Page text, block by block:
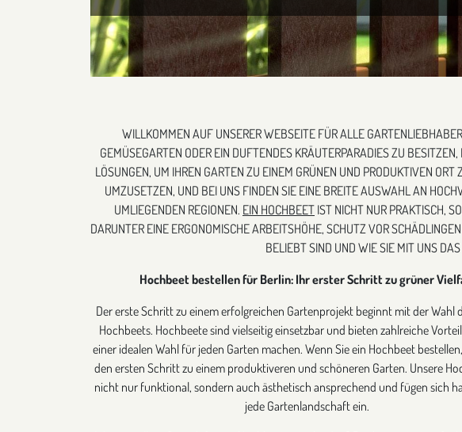
WILLKOMMEN AUF UNSERER WEBSEITE FÜR ALLE
GEMÜSEGARTEN ODER EIN DUFTENDES KRÄUTERPARADIES ZU
LÖSUNGEN, UM IHREN GARTEN ZU EINEM GRÜNEN UND PRODUKTIVEN
UMZUSETZEN, UND BEI UNS FINDEN SIE EINE BREITE AUSWAHL AN
UMLIEGENDEN REGIONEN. EIN HOCHBEET IST NICHT NUR PRAKTISCH,
DARUNTER EINE ERGONOMISCHE ARBEITSHÖHE, SCHUTZ VOR
BELIEBT SIND UND WIE SIE MIT UNS
Hochbeet bestellen für Berlin: Ihr erster Schritt zu grüner
Der erste Schritt zu einem erfolgreichen Gartenprojekt beginnt mit der Wahl
Hochbeets. Hochbeete sind vielseitig einsetzbar und bieten zahlreiche
einer idealen Wahl für jeden Garten machen. Wenn Sie ein Hochbeet
den ersten Schritt zu einem produktiveren und schöneren Garten. Unsere
nicht nur funktional, sondern auch ästhetisch ansprechend und fügen sich
jede Gartenlandschaft ein.